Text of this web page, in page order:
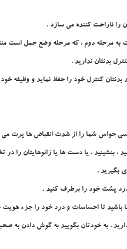
را ناراحت کننده مي سازد .
به مرحله دوم ، که مرحله وضع حمل است
بدنتان نداريد .
کنترل خود را حفظ نمايد و وظيفه خود
حواس شما را از شدت انقباض ها پرت مي
، بنشينيد ، يا دست ها يا زانوهايتان را
بگيريد .
پشت خود را برطرف کنيد .
باشيد تا احساسات و درد خود را جزء
. به خودتان بگوييد به گوش دادن به